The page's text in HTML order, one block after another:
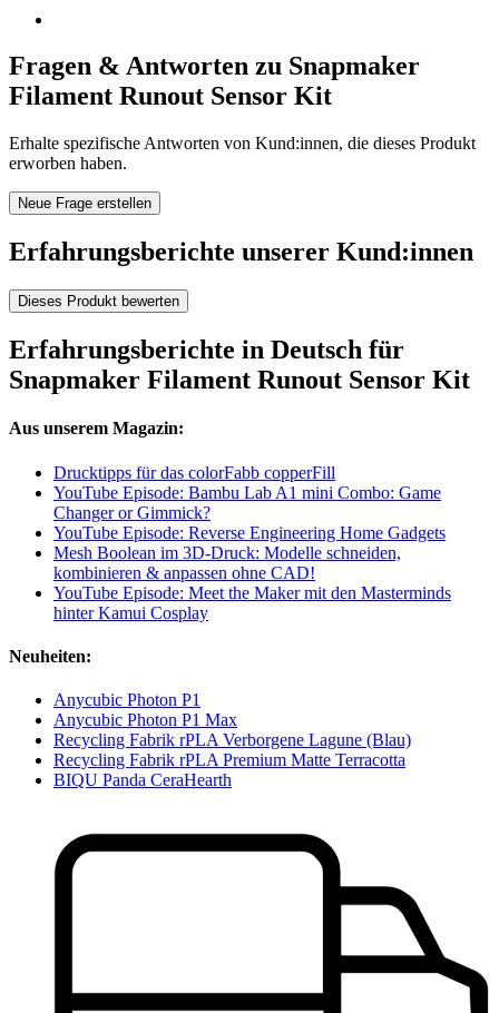
Fragen & Antworten zu Snapmaker
Filament Runout Sensor Kit
Erhalte spezifische Antworten von Kund:innen, die dieses Produkt
erworben haben.
Neue Frage erstellen
Erfahrungsberichte unserer Kund:innen
Dieses Produkt bewerten
Erfahrungsberichte in Deutsch für
Snapmaker Filament Runout Sensor Kit
Aus unserem Magazin:
Drucktipps für das colorFabb copperFill
YouTube Episode: Bambu Lab A1 mini Combo: Game
Changer or Gimmick?
YouTube Episode: Reverse Engineering Home Gadgets
Mesh Boolean im 3D-Druck: Modelle schneiden,
kombinieren & anpassen ohne CAD!
YouTube Episode: Meet the Maker mit den Masterminds
hinter Kamui Cosplay
Neuheiten:
Anycubic Photon P1
Anycubic Photon P1 Max
Recycling Fabrik rPLA Verborgene Lagune (Blau)
Recycling Fabrik rPLA Premium Matte Terracotta
BIQU Panda CeraHearth